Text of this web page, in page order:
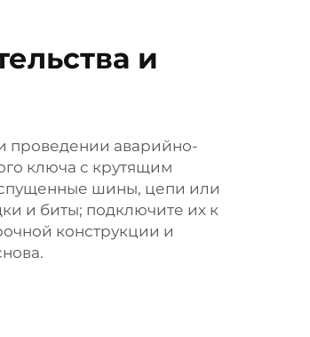
и
проведении аварийно-
ключа с крутящим
спущенные шины, цепи или
и биты; подключите их к
конструкции и